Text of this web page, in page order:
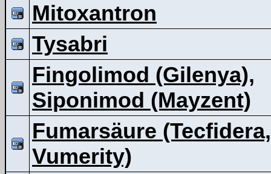
Mitoxantron
Tysabri
Fingolimod (Gilenya),
Siponimod (Mayzent)
Fumarsäure (Tecfidera,
Vumerity)